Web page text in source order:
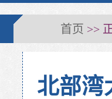
首页 >>
北部湾